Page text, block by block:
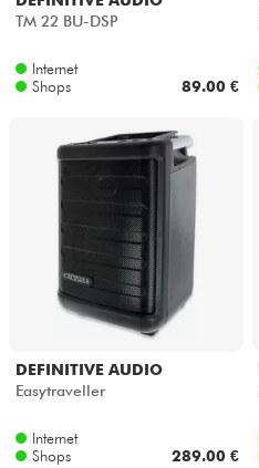
TM 22 BU-DSP
Internet
Shops
89.00 €
DEFINITIVE AUDIO
Easytraveller
Internet
Shops
289.00 €